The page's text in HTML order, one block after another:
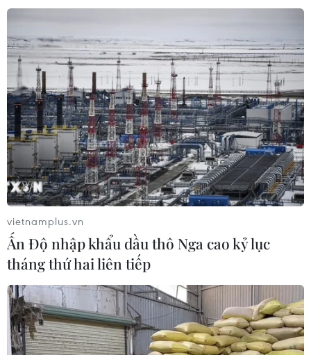
vietnamplus.vn
Ấn Độ nhập khẩu dầu thô Nga cao kỷ lục
tháng thứ hai liên tiếp